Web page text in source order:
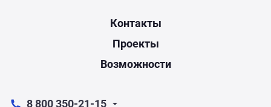
Контакты
Проекты
Возможности
8 800 350-21-15